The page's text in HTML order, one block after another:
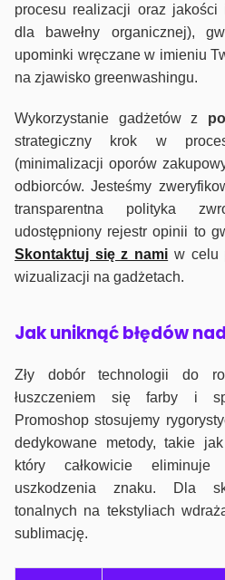
procesu realizacji oraz jakości
dla bawełny organicznej),
upominki wręczane w imieniu
na zjawisko greenwashingu.
Wykorzystanie gadżetów z
strategiczny krok w
(minimalizacji oporów
odbiorców. Jesteśmy
transparentna polityka
udostępniony rejestr opinii to
Skontaktuj się z nami w celu
wizualizacji na gadżetach.
Jak uniknąć błędów
Zły dobór technologii do
łuszczeniem się farby i
Promoshop stosujemy
dedykowane metody, takie
który całkowicie eliminuje
uszkodzenia znaku. Dla
tonalnych na tekstyliach
sublimację.